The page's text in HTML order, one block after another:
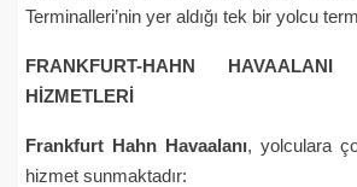
Terminalleri’nin yer aldığı tek bir yolcu
FRANKFURT-HAHN
HİZMETLERİ
Frankfurt Hahn Havaalanı, yolculara
hizmet sunmaktadır: